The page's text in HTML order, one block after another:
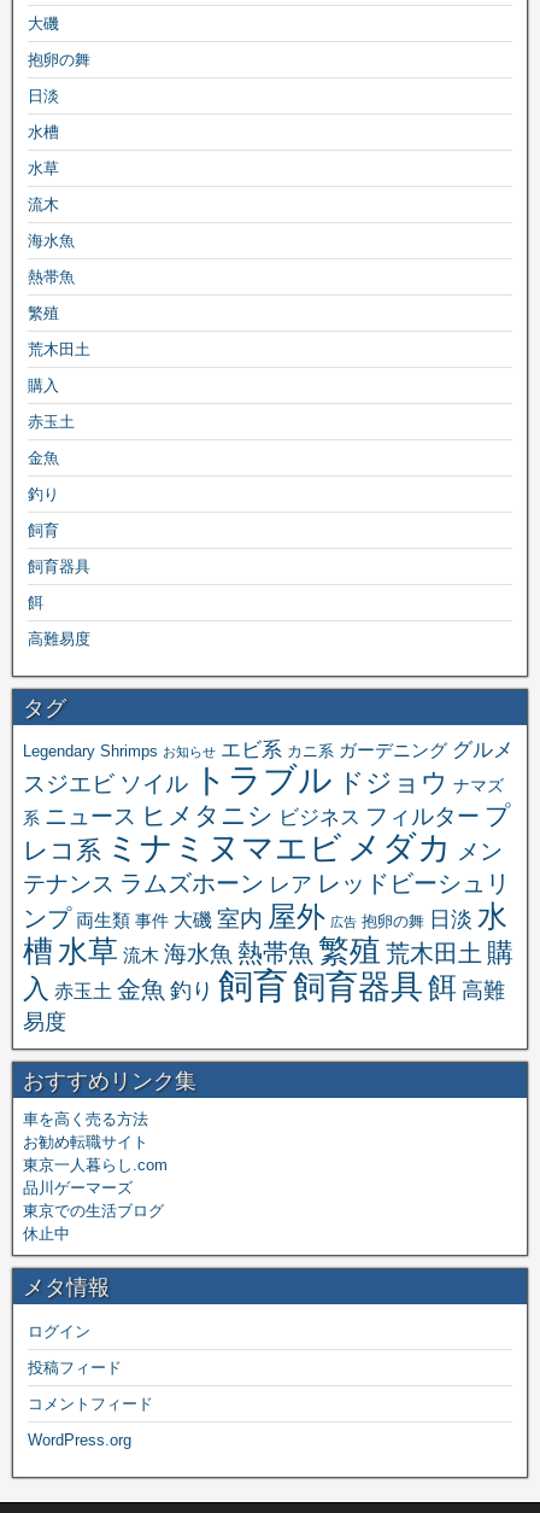
大磯
抱卵の舞
日淡
水槽
水草
流木
海水魚
熱帯魚
繁殖
荒木田土
購入
赤玉土
金魚
釣り
飼育
飼育器具
餌
高難易度
タグ
Legendary Shrimps お知らせ エビ系 カニ系 ガーデニング グルメ
スジエビ ソイル トラブル ドジョウ ナマズ
系 ニュース ヒメタニシ ビジネス フィルター プ
レコ系 ミナミヌマエビ メダカ
メン
テナンス ラムズホーン レア レッドビーシュリ
ンプ 両生類 事件 大磯 室内 屋外 広告 抱卵の舞 日淡 水
槽 水草 流木 海水魚 熱帯魚 繁殖 荒木田土 購
入 赤玉土 金魚 釣り 飼育飼育器具餌 高難
易度
おすすめリンク集
車を高く売る方法
お勧め転職サイト
東京一人暮らし.com
品川ゲーマーズ
東京での生活ブログ
休止中
メタ情報
ログイン
投稿フィード
コメントフィード
WordPress.org